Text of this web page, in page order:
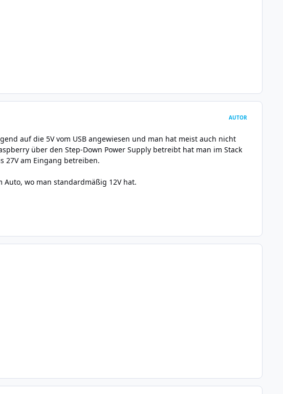
AUTOR
auf die 5V vom USB angewiesen und man hat meist auch nicht
über den Step-Down Power Supply betreibt hat man im Stack
27V am Eingang betreiben.
Auto, wo man standardmäßig 12V hat.